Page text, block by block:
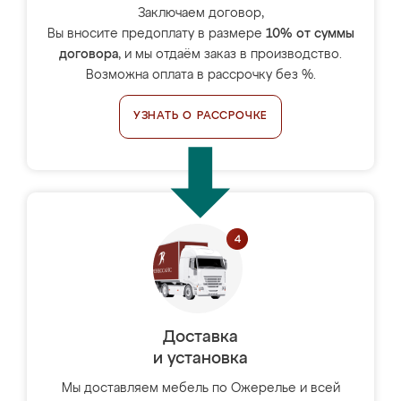
Заключаем договор,
Вы вносите предоплату в размере 10% от суммы
договора, и мы отдаём заказ в производство.
Возможна оплата в рассрочку без %.
УЗНАТЬ О РАССРОЧКЕ
Доставка
и установка
Мы доставляем мебель по Ожерелье и всей